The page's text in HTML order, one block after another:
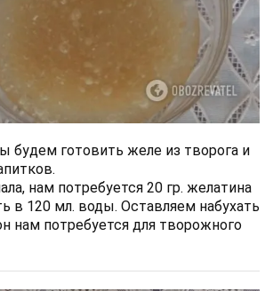
будем готовить желе из творога и
нам потребуется 20 гр. желатина
в 120 мл. воды. Оставляем набухать
нам потребуется для творожного